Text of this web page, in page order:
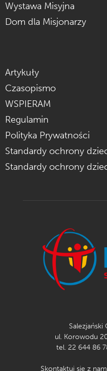
Wystawa Misyjna
Dom dla Misjonarzy
Artykuły
Czasopismo
WSPIERAM
Regulamin
Polityka Prywatności
Standardy ochrony
Standardy ochrony
Salezjański
ul. Korowodu
tel. 22 644 86
Skontaktuj się z